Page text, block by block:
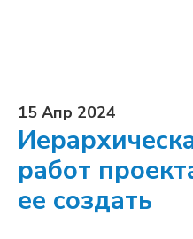
15 Апр 2024
работ
ее создать